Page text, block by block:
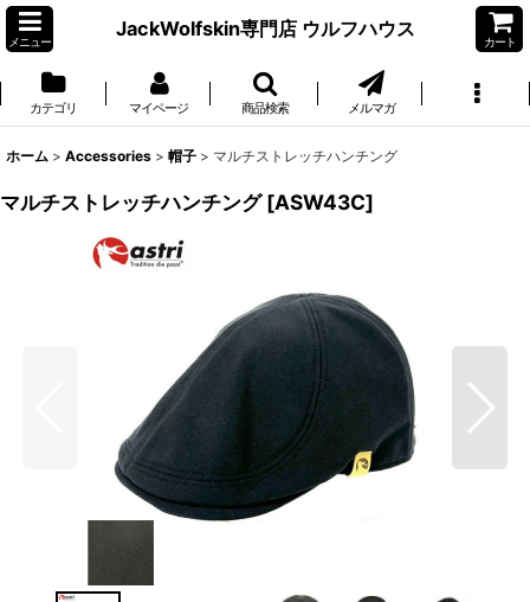
メニュー
JackWolfskin専門店 ウルフハウス
カート
カテゴリ マイページ 商品検索 メルマガ
ホーム > Accessories > 帽子 > マルチストレッチハンチング
マルチストレッチハンチング [ASW43C]